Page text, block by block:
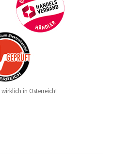
wirklich in Österreich!